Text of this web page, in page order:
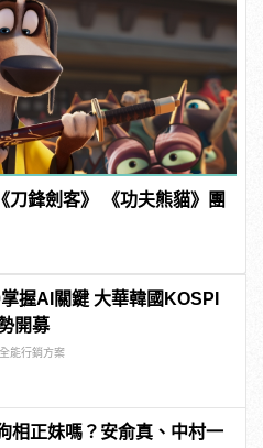
刀鋒劍客》 《功夫熊貓》團
握AI關鍵 大華韓國KOSPI
開募
能行銷方案
相正妹嗎？安俞真、中村一